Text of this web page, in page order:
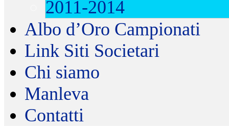
2011-2014
Albo d’Oro Campionati
Link Siti Societari
Chi siamo
Manleva
Contatti